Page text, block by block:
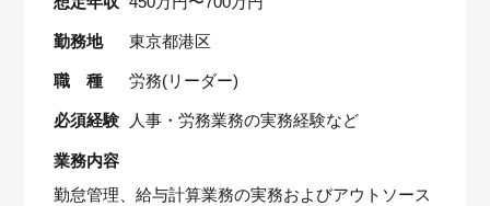
勤務地 東京都港区
職 種 労務(リーダー)
必須経験 人事・労務業務の実務経験など
業務内容
勤怠管理、給与計算業務の実務およびアウトソース